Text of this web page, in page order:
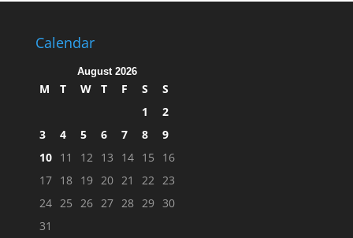
Calendar
August 2026
M T W T F S
S
1
2
3
4 5 6 7 8
9
10 11 12 13 14 15
16
17 18 19 20 21 22 23
24 25 26 27 28 29 30
31